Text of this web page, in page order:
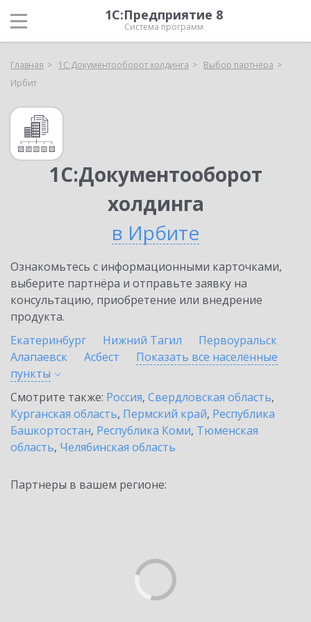
1С:Предприятие 8
Система программ
Главная 1С:Документооборот холдинга
Выбор партнёра
Ирбит
1С:Документооборот
холдинга
в Ирбите
Ознакомьтесь с информационными карточками,
выберите партнёра и отправьте заявку на
консультацию, приобретение или внедрение
продукта.
Екатеринбург
Нижний Тагил
Первоуральск
Алапаевск
Асбест
Показать все населенные
пункты
Смотрите также: Россия, Свердловская область,
Курганская область, Пермский край, Республика
Башкортостан, Республика Коми, Тюменская
область, Челябинская область
Партнеры в вашем регионе: